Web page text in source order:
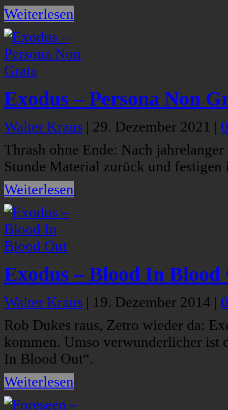
Weiterlesen
Exodus – Persona Non
Walter Kraus | 29. Dezember 2021 |
Thrash ohne Ende: Nach
Stunde Material zurück und
Weiterlesen
Exodus – Blood In Blood
Walter Kraus | 19. Dezember 2014 |
Rob Dukes raus, Zetro wieder da:
kommen. Umso verwunderlicher ist
In Blood Out“.
Weiterlesen